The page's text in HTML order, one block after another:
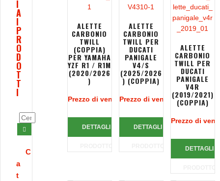
ALETTE
CARBONIO
TWILL
(COPPIA)
PER YAMAHA
YZF R1 / R1M
(2020/2026
)
Prezzo di vendita:773,00 €
DETTAGLI
ALETTE
CARBONIO
TWILL PER
DUCATI
PANIGALE
V4/S
(2025/2026
) (COPPIA)
Prezzo di vendita:955,50 €
DETTAGLI
ALETTE
CARBONIO
TWILL PER
DUCATI
PANIGALE
V4R
(2019/2021)
(COPPIA)
Prezzo di
DETTAGLI
I
A
I
P
R
O
D
O
T
T
I
C
a
t